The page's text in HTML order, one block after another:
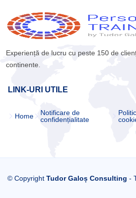
Experiență de lucru cu peste 150 de
continente.
LINK-URI UTILE
Home
Notificare de
confidențialitate
© Copyright Tudor Galoș Consulting -